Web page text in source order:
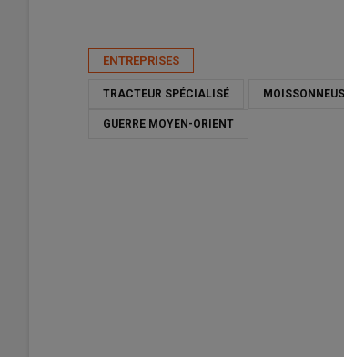
ENTREPRISES
TRACTEUR SPÉCIALISÉ
GUERRE MOYEN-ORIENT